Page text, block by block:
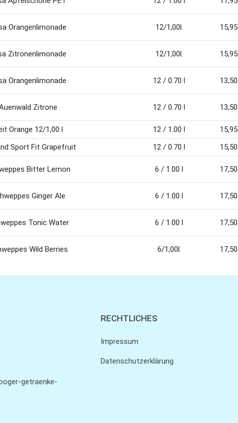
Orangenlimonade 12/1,00l. 15,95
Zitronenlimonade 12/1,00l. 15,95
Orangenlimonade 12 / 0.70 l 13,50
Zitrone 12 / 0.70 l 13,50
Orange 12/1,00 l 12 / 1.00 l 15,95
Sport Fit Grapefruit
12 / 0.70 l 15,50
Bitter Lemon 6 / 1.00 l 17,50
Ginger Ale 6 / 1.00 l 17,50
Tonic Water 6 / 1.00 l 17,50
Wild Berries 6/1,00l. 17,50
getraenke-
RECHTLICHES
Impressum
Datenschutzerklärung